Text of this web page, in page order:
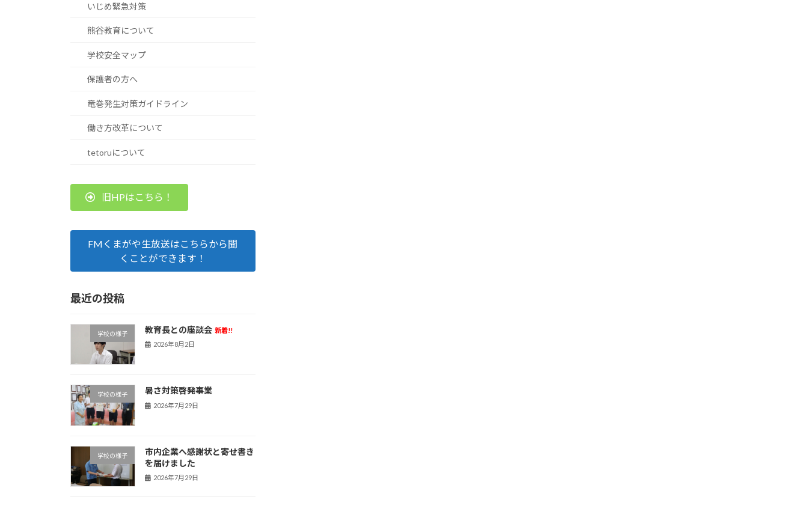
いじめ緊急対策
熊谷教育について
学校安全マップ
保護者の方へ
竜巻発生対策ガイドライン
働き方改革について
tetoruについて
旧HPはこちら！
FMくまがや生放送はこちらから聞
くことができます！
最近の投稿
学校の様子 教育長との座談会 新着!!
2026年8月2日
学校の様子 暑さ対策啓発事業
2026年7月29日
学校の様子
市内企業へ感謝状と寄せ書き
を届けました
2026年7月29日